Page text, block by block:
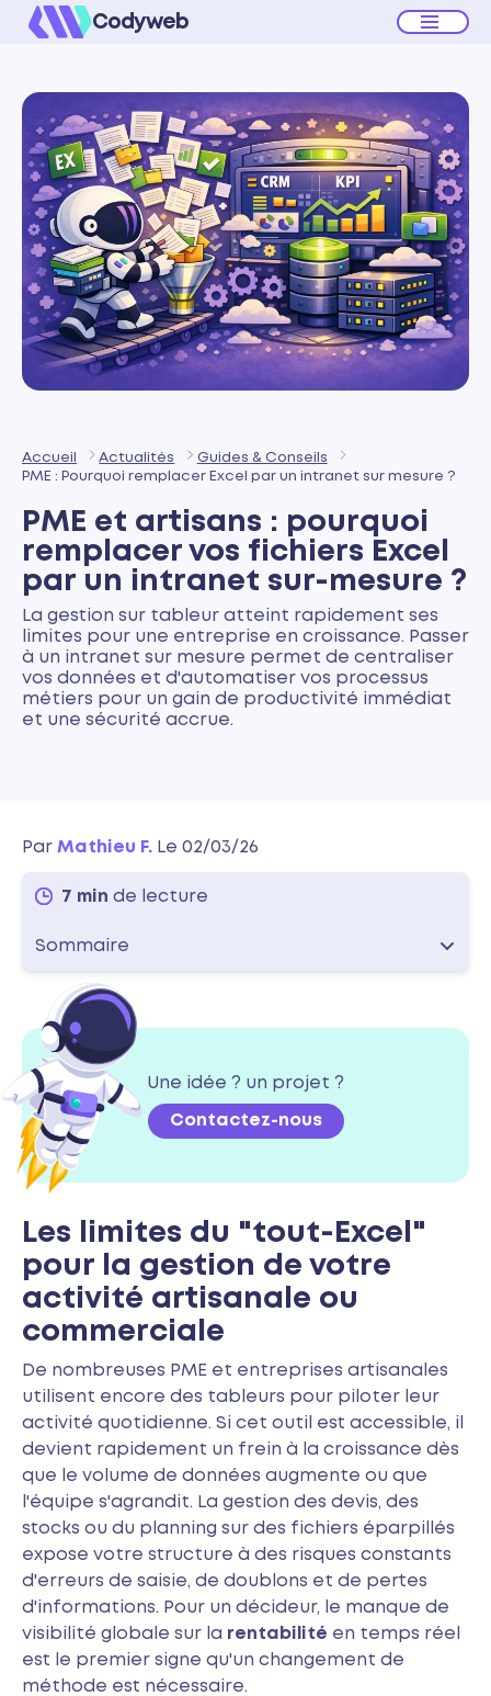
Codyweb
Accueil Actualités
Guides & Conseils
PME : Pourquoi remplacer Excel par un intranet sur mesure ?
PME et artisans : pourquoi
remplacer vos fichiers Excel
par un intranet sur-mesure ?
La gestion sur tableur atteint rapidement ses
limites pour une entreprise en croissance. Passer
à un intranet sur mesure permet de centraliser
vos données et d'automatiser vos processus
métiers pour un gain de productivité immédiat
et une sécurité accrue.
Par Mathieu F. Le 02/03/26
7 min de lecture
Sommaire
Une idée ? un projet ?
Contactez-nous
Les limites du "tout-Excel"
pour la gestion de votre
activité artisanale ou
commerciale
De nombreuses PME et entreprises artisanales
utilisent encore des tableurs pour piloter leur
activité quotidienne. Si cet outil est accessible, il
devient rapidement un frein à la croissance dès
que le volume de données augmente ou que
l'équipe s'agrandit. La gestion des devis, des
stocks ou du planning sur des fichiers éparpillés
expose votre structure à des risques constants
d'erreurs de saisie, de doublons et de pertes
d'informations. Pour un décideur, le manque de
visibilité globale sur la rentabilité en temps réel
est le premier signe qu'un changement de
méthode est nécessaire.